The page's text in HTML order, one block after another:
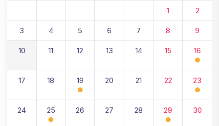
1 2
3 4 5 6 7 8 9
10 11 12 13 14 15 16
17 18 19 20 21 22 23
24 25 26 27 28 29 30